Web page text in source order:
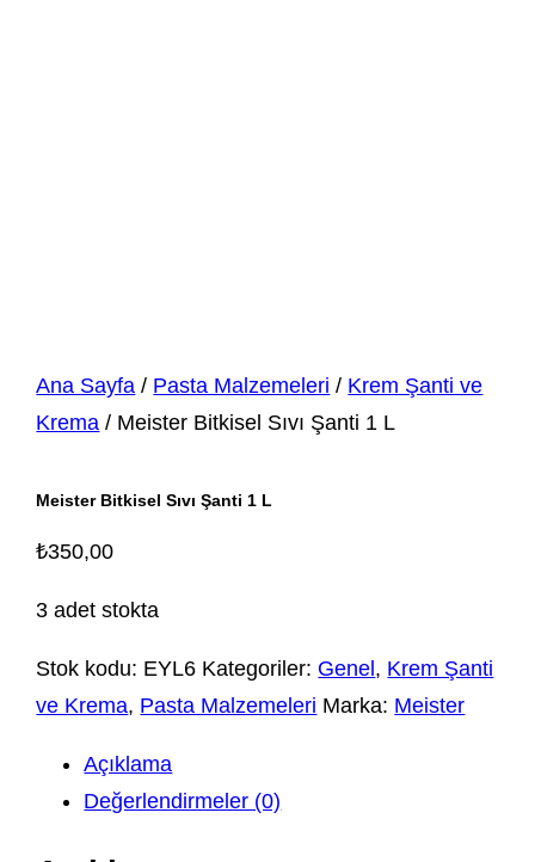
Ana Sayfa / Pasta Malzemeleri / Krem Şanti ve
Krema / Meister Bitkisel Sıvı Şanti 1 L
Meister Bitkisel Sıvı Şanti 1 L
₺350,00
3 adet stokta
Stok kodu: EYL6 Kategoriler: Genel , Krem Şanti
ve Krema, Pasta Malzemeleri Marka: Meister
Açıklama
Değerlendirmeler (0)